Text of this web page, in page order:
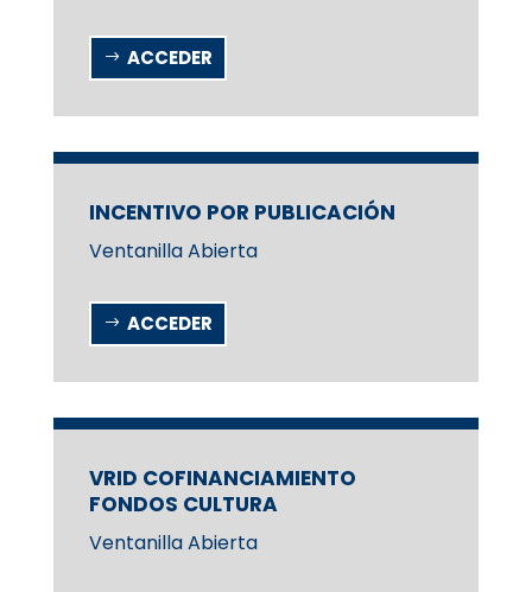
ACCEDER
INCENTIVO POR PUBLICACIÓN
Ventanilla Abierta
ACCEDER
VRID COFINANCIAMIENTO
FONDOS CULTURA
Ventanilla Abierta